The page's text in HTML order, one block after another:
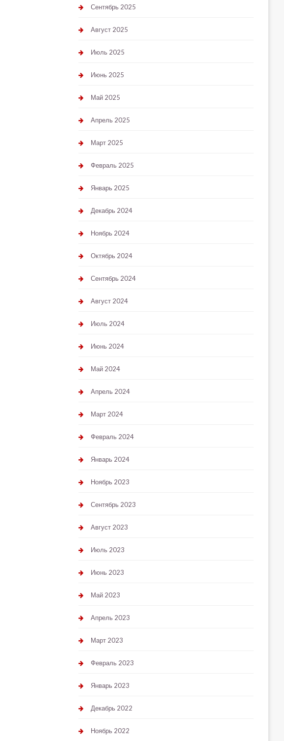
Сентябрь 2025
Август 2025
Июль 2025
Июнь 2025
Май 2025
Апрель 2025
Март 2025
Февраль 2025
Январь 2025
Декабрь 2024
Ноябрь 2024
Октябрь 2024
Сентябрь 2024
Август 2024
Июль 2024
Июнь 2024
Май 2024
Апрель 2024
Март 2024
Февраль 2024
Январь 2024
Ноябрь 2023
Сентябрь 2023
Август 2023
Июль 2023
Июнь 2023
Май 2023
Апрель 2023
Март 2023
Февраль 2023
Январь 2023
Декабрь 2022
Ноябрь 2022